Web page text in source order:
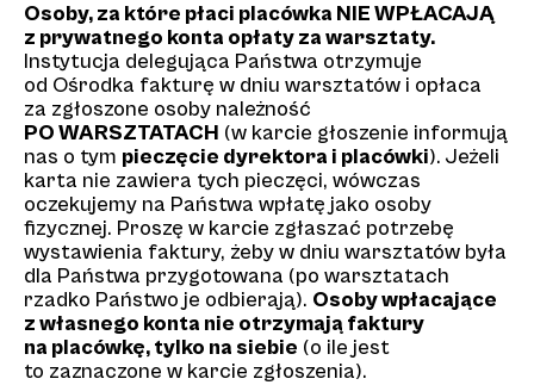
Osoby, za które płaci placówka NIE WPŁACAJĄ
z prywatnego konta opłaty za warsztaty.
Instytucja delegująca Państwa otrzymuje
od Ośrodka fakturę w dniu warsztatów i opłaca
za zgłoszone osoby należność
PO WARSZTATACH (w karcie głoszenie informują
nas o tym pieczęcie dyrektora i placówki). Jeżeli
karta nie zawiera tych pieczęci, wówczas
oczekujemy na Państwa wpłatę jako osoby
fizycznej. Proszę w karcie zgłaszać potrzebę
wystawienia faktury, żeby w dniu warsztatów była
dla Państwa przygotowana (po warsztatach
rzadko Państwo je odbierają). Osoby wpłacające
z własnego konta nie otrzymają faktury
na placówkę, tylko na siebie (o ile jest
to zaznaczone w karcie zgłoszenia).